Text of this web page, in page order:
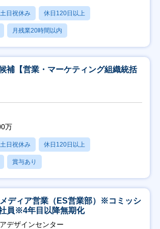
土日祝休み 休日120日以上
月残業20時間以内
補【営業・マーケティング組織統括
万
土日祝休み 休日120日以上
賞与あり
ディア営業（ES営業部）※コミッシ
員※4年目以降無期化
デザインセンター